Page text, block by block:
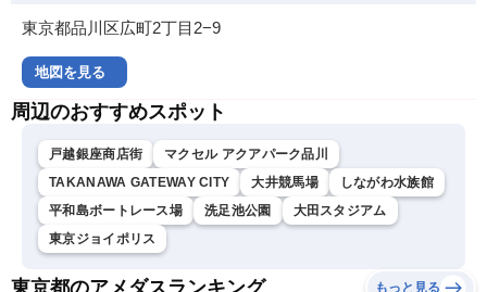
東京都品川区広町2丁目2−9
地図を見る
周辺のおすすめスポット
戸越銀座商店街
マクセル アクアパーク品川
TAKANAWA GATEWAY CITY
大井競馬場
しながわ水族館
平和島ボートレース場
洗足池公園
大田スタジアム
東京ジョイポリス
東京都のアメダスランキング もっと見る